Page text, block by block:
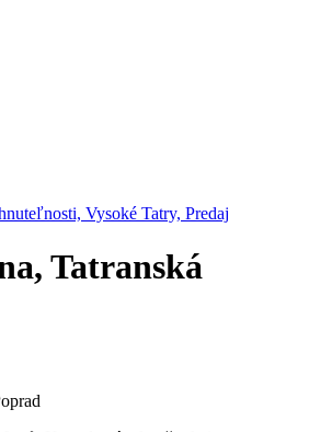
Vysoké Tatry, Predaj
Tatranská